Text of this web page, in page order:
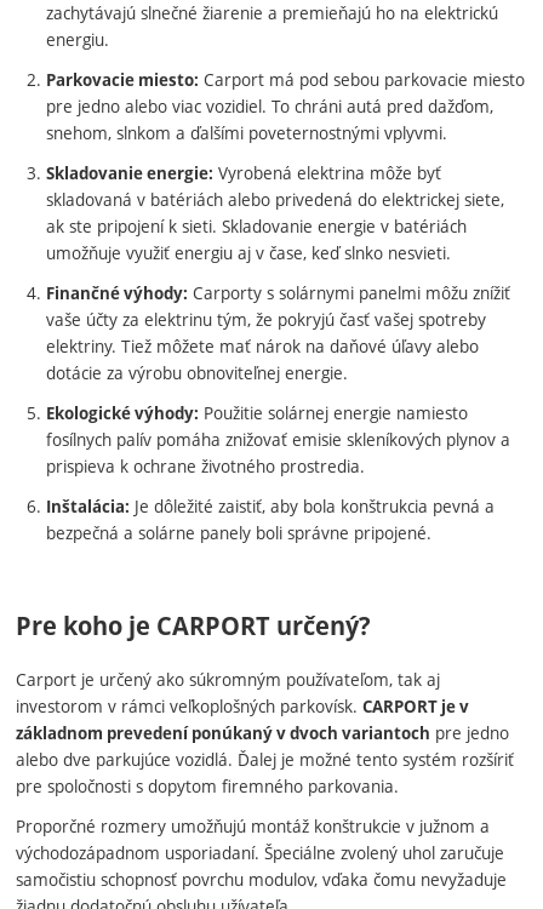
zachytávajú slnečné žiarenie a premieňajú ho na elektrickú
energiu.
Parkovacie miesto: Carport má pod sebou parkovacie miesto
pre jedno alebo viac vozidiel. To chráni autá pred dažďom,
snehom, slnkom a ďalšími poveternostnými vplyvmi.
Skladovanie energie: Vyrobená elektrina môže byť
skladovaná v batériách alebo privedená do elektrickej siete,
ak ste pripojení k sieti. Skladovanie energie v batériách
umožňuje využiť energiu aj v čase, keď slnko nesvieti.
Finančné výhody: Carporty s solárnymi panelmi môžu znížiť
vaše účty za elektrinu tým, že pokryjú časť vašej spotreby
elektriny. Tiež môžete mať nárok na daňové úľavy alebo
dotácie za výrobu obnoviteľnej energie.
Ekologické výhody: Použitie solárnej energie namiesto
fosílnych palív pomáha znižovať emisie skleníkových plynov a
prispieva k ochrane životného prostredia.
Inštalácia: Je dôležité zaistiť, aby bola konštrukcia pevná a
bezpečná a solárne panely boli správne pripojené.
Pre koho je CARPORT určený?
Carport je určený ako súkromným používateľom, tak aj
investorom v rámci veľkoplošných parkovísk.CARPORT je v
základnom prevedení ponúkaný v dvoch variantoch pre jedno
alebo dve parkujúce vozidlá. Ďalej je možné tento systém rozšíriť
pre spoločnosti s dopytom firemného parkovania.
Proporčné rozmery umožňujú montáž konštrukcie v južnom a
východozápadnom usporiadaní. Špeciálne zvolený uhol zaručuje
samočistiu schopnosť povrchu modulov, vďaka čomu nevyžaduje